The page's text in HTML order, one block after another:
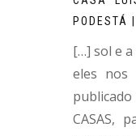
PODESTÁ
[…] sol e
eles nos
CASAS,